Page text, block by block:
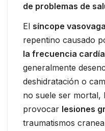
de problemas de
El síncope
repentino causado
la frecuencia
generalmente
deshidratación o
no suele ser mortal,
provocar lesiones
traumatismos